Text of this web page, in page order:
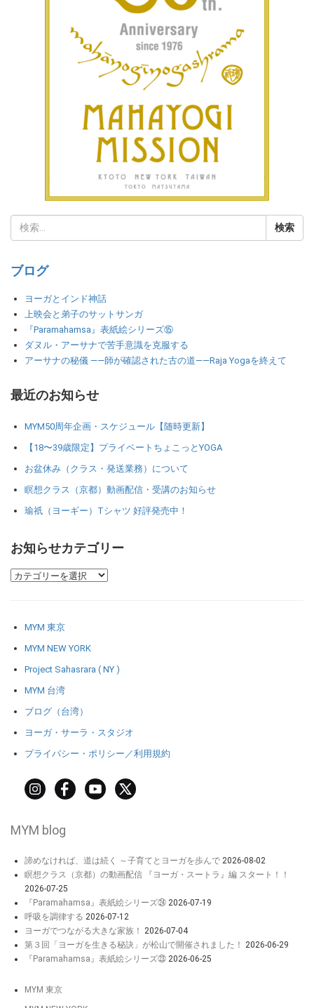
ブログ
ヨーガとインド神話
上映会と弟子のサットサンガ
『Paramahamsa』表紙絵シリーズ⑮
ダヌル・アーサナで苦手意識を克服する
アーサナの秘儀 ――師が確認された古の道――Raja Yogaを終えて
最近のお知らせ
MYM50周年企画・スケジュール【随時更新】
【18〜39歳限定】プライベートちょこっとYOGA
お盆休み（クラス・発送業務）について
瞑想クラス（京都）動画配信・受講のお知らせ
瑜祇（ヨーギー）Tシャツ 好評発売中！
お知らせカテゴリー
MYM 東京
MYM NEW YORK
Project Sahasrara ( NY )
MYM 台湾
ブログ（台湾）
ヨーガ・サーラ・スタジオ
プライバシー・ポリシー／利用規約
MYM blog
諦めなければ、道は続く ～子育てとヨーガを歩んで 2026-08-02
瞑想クラス（京都）の動画配信 『ヨーガ・スートラ』編 スタート！！
2026-07-25
『Paramahamsa』表紙絵シリーズ㉔ 2026-07-19
呼吸を調律する 2026-07-12
ヨーガでつながる大きな家族！ 2026-07-04
第３回「ヨーガを生きる秘訣」が松山で開催されました！ 2026-06-29
『Paramahamsa』表紙絵シリーズ㉓ 2026-06-25
MYM 東京